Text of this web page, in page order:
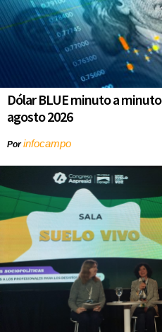
Dólar BLUE minuto a
agosto 2026
Porinfocampo